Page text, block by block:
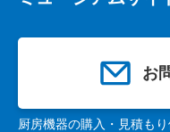
お
厨房機器の購入・見積も